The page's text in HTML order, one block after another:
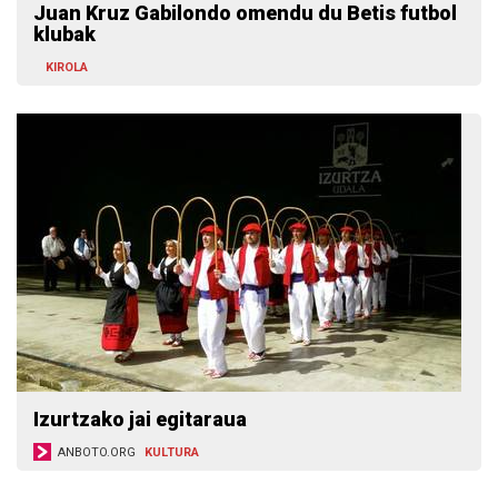
Juan Kruz Gabilondo omendu du Betis futbol
klubak
KIROLA
Izurtzako jai egitaraua
ANBOTO.ORG KULTURA